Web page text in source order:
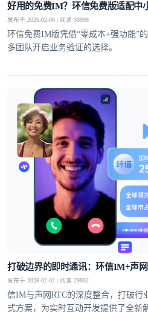
好用的免费IM？环信免费版适配中
发布于 2026-02-06 | 阅读 30998
环信免费IM版凭借“零成本+强功能”
多团队开启业务验证的选择。
打破边界的即时通讯：环信IM+声
发布于 2026-02-02 | 阅读 29802
信IM与声网RTC的深度整合，打破行
式方案，为实时互动开发提供了全新